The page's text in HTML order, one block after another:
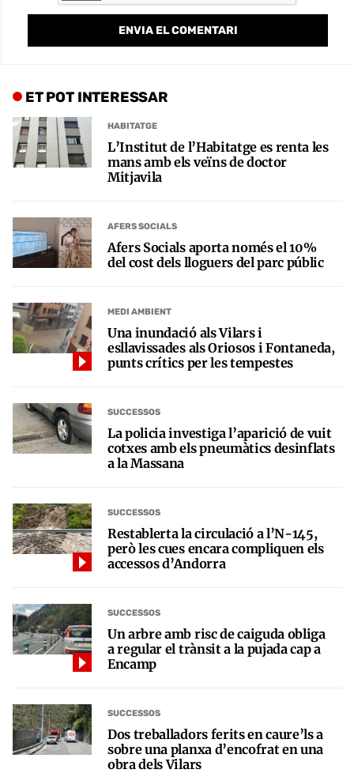
ET POT INTERESSAR
HABITATGE
L’Institut de l’Habitatge es renta les
mans amb els veïns de doctor
Mitjavila
AFERS SOCIALS
Afers Socials aporta només el 10%
del cost dels lloguers del parc públic
MEDI AMBIENT
Una inundació als Vilars i
esllavissades als Oriosos i Fontaneda,
punts crítics per les tempestes
SUCCESSOS
La policia investiga l’aparició de vuit
cotxes amb els pneumàtics desinflats
a la Massana
SUCCESSOS
Restablerta la circulació a l’N-145,
però les cues encara compliquen els
accessos d’Andorra
SUCCESSOS
Un arbre amb risc de caiguda obliga
a regular el trànsit a la pujada cap a
Encamp
SUCCESSOS
Dos treballadors ferits en caure’ls a
sobre una planxa d’encofrat en una
obra dels Vilars